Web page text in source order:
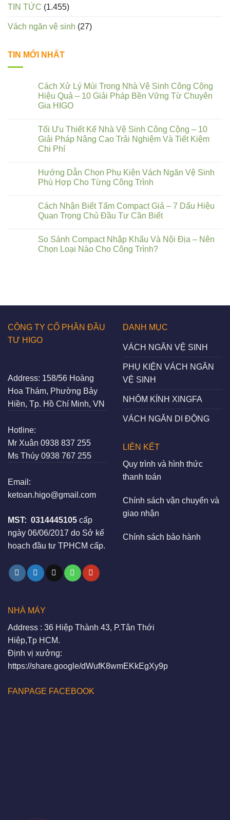
TIN TỨC (1.455)
Vách ngăn vệ sinh (27)
TIN MỚI NHẤT
Cách Xử Lý Mùi Trong Nhà Vệ Sinh Công Cộng
Hiệu Quả – 10 Giải Pháp Bền Vững Từ Chuyên
Gia HIGO
Tối Ưu Thiết Kế Nhà Vệ Sinh Công Cộng – 10
Giải Pháp Nâng Cao Trải Nghiệm Và Tiết Kiệm
Chi Phí
Hướng Dẫn Chọn Phụ Kiện Vách Ngăn Vệ Sinh
Phù Hợp Cho Từng Công Trình
Cách Nhận Biết Tấm Compact Giả – 7 Dấu Hiệu
Quan Trọng Chủ Đầu Tư Cần Biết
So Sánh Compact Nhập Khẩu Và Nội Địa – Nên
Chọn Loại Nào Cho Công Trình?
CÔNG TY CỔ PHẦN ĐẦU
TƯ HIGO
Address: 158/56 Hoàng
Hoa Thám, Phường Bảy
Hiền, Tp. Hồ Chí Minh, VN
Hotline:
Mr Xuân 0938 837 255
Ms Thúy 0938 767 255
Email:
ketoan.higo@gmail.com
MST: 0314445105 cấp
ngày 06/06/2017 do Sở kế
hoạch đầu tư TPHCM cấp.
DANH MỤC
VÁCH NGĂN VỆ SINH
PHỤ KIỆN VÁCH NGĂN
VỆ SINH
NHÔM KÍNH XINGFA
VÁCH NGĂN DI ĐỘNG
LIÊN KẾT
Quy trình và hình thức
thanh toán
Chính sách vận chuyển và
giao nhận
Chính sách bảo hành
NHÀ MÁY
Address : 36 Hiệp Thành 43, P.Tân Thới
Hiệp,Tp HCM.
Định vị xưởng:
https://share.google/dWufK8wmEKkEgXy9p
FANPAGE FACEBOOK